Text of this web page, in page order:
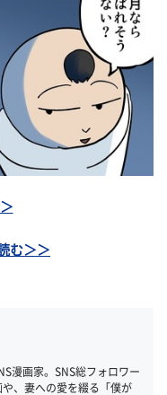
む＞＞
漫画家。SNS総フォロワー
、妻への愛を綴る「僕が